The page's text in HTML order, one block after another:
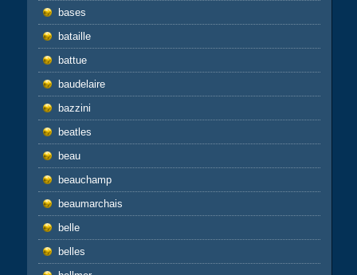
bases
bataille
battue
baudelaire
bazzini
beatles
beau
beauchamp
beaumarchais
belle
belles